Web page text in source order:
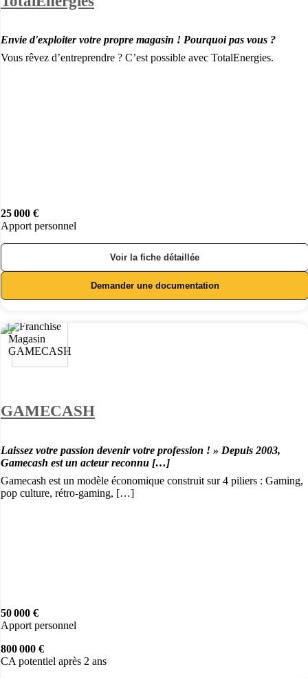
Envie d'exploiter votre propre magasin ! Pourquoi pas vous ?
Vous rêvez d’entreprendre ? C’est possible avec TotalEnergies.
25 000 €
Apport personnel
Voir la fiche détaillée
Demander une documentation
GAMECASH
Laissez votre passion devenir votre profession ! » Depuis 2003,
Gamecash est un acteur reconnu […]
Gamecash est un modèle économique construit sur 4 piliers : Gaming,
pop culture, rétro-gaming, […]
50 000 €
Apport personnel
800 000 €
CA potentiel après 2 ans